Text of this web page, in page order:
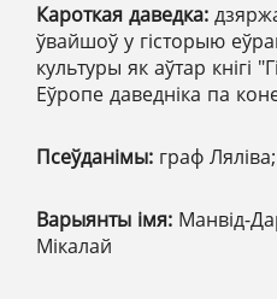
Кароткая даведка:
ўвайшоў у гісторыю
культуры як аўтар кнігі
Еўропе даведніка па
Псеўданімы: граф
Варыянты імя: Манвід-
Мікалай